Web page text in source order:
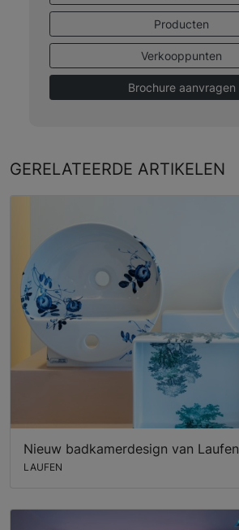
Producten
Verkooppunten
Brochure aanvragen
GERELATEERDE ARTIKELEN
Nieuw badkamerdesign van Laufen
LAUFEN